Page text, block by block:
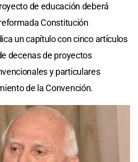
de educación deberá
Constitución
un capítulo con cinco artículos
decenas de proyectos
y particulares
de la Convención.